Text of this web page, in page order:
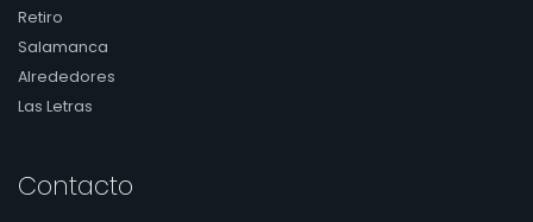
Retiro
Salamanca
Alrededores
Las Letras
Contacto